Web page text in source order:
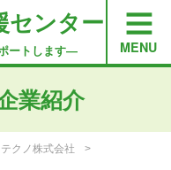
センター
ートします―
業紹介
クノ株式会社